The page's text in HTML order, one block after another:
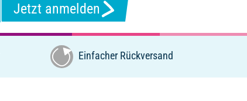
Jetzt anmelden
Einfacher Rückversand